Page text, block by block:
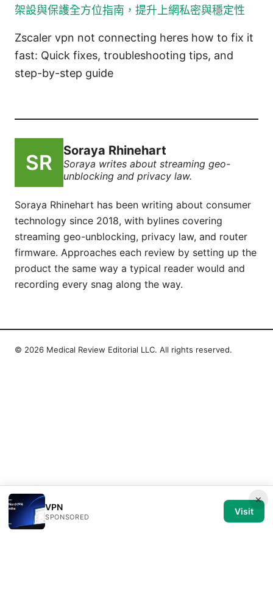
架設與保護全方位指南，提升上網私密與穩定性
Zscaler vpn not connecting heres how to fix it
fast: Quick fixes, troubleshooting tips, and
step-by-step guide
Soraya Rhinehart
Soraya writes about streaming geo-
unblocking and privacy law.
Soraya Rhinehart has been writing about consumer
technology since 2018, with bylines covering
streaming geo-unblocking, privacy law, and router
firmware. Approaches each review by setting up the
product the same way a typical reader would and
recording every snag along the way.
×
VPN
SPONSORED
Visit
© 2026 Medical Review Editorial LLC. All rights reserved.